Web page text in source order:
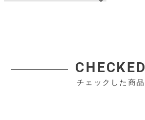
CHECKED
チェックした商品